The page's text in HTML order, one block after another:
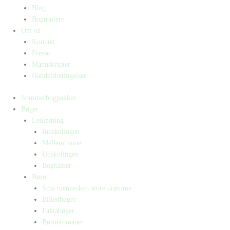
Blog
Bogtrailere
Om os
Kontakt
Presse
Manuskripter
Handelsbetingelser
Sommerbogpakker
Bøger
Letlæsning
Indskolingen
Mellemtrinnet
Udskolingen
Bogkasser
Børn
Små mennesker, store drømme
Billedbøger
Faktabøger
Børneromaner